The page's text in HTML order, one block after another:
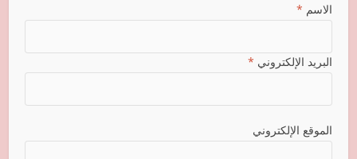
الاسم *
البريد الإلكتروني *
الموقع الإلكتروني